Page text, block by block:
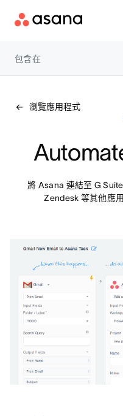
包含在
瀏覽應用程式
將 Asana 連結至 G
Zendesk 等其他應